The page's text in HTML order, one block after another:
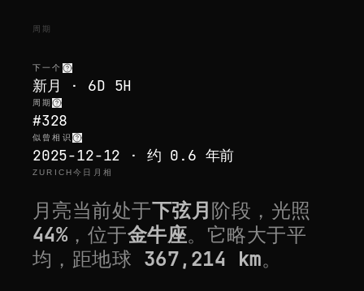
周期
下一个
新月 · 6D 5H
周期
#328
似曾相识
2025-12-12 · 约 0.6 年前
ZURICH今日月相
月亮当前处于下弦月阶段，光照
44%，位于金牛座。它略大于平
均 ，距地球 367,214 km。